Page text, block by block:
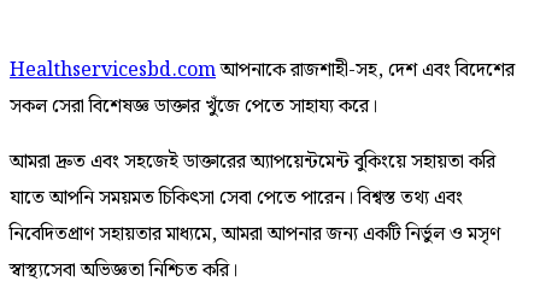
Healthservicesbd.comআপনাকে রাজশাহী-সহ, দেশ এবং বিদেশের
সকল সেরা বিশেষজ্ঞ ডাক্তার খুঁজে পেতে সাহায্য করে।
আমরা দ্রুত এবং সহজেই ডাক্তারের অ্যাপয়েন্টমেন্ট বুকিংয়ে সহায়তা করি
যাতে আপনি সময়মত চিকিৎসা সেবা পেতে পারেন। বিশ্বস্ত তথ্য এবং
নিবেদিতপ্রাণ সহায়তার মাধ্যমে, আমরা আপনার জন্য একটি নির্ভুল ও মসৃণ
স্বাস্থ্যসেবা অভিজ্ঞতা নিশ্চিত করি।